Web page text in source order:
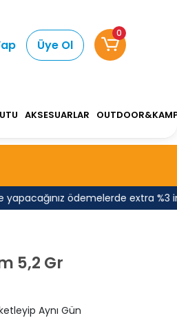
ödemelerde extra %3
Üye Ol
0
AKSESUARLAR
5,2 Gr
Aynı Gün